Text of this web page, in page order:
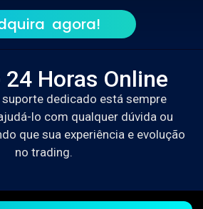
agora!
Horas Online
dedicado está sempre
lo com qualquer dúvida ou
que sua experiência e evolução
no trading.